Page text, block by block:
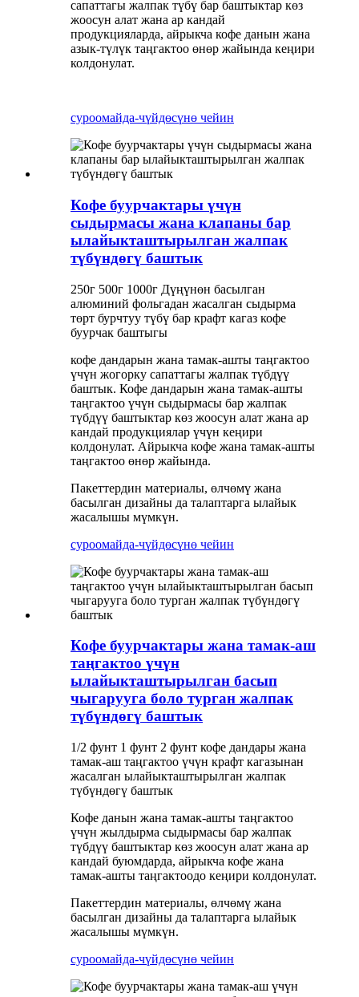
сапаттагы жалпак түбү бар баштыктар көз
жоосун алат жана ар кандай
продукцияларда, айрыкча кофе данын жана
азык-түлүк таңгактоо өнөр жайында кеңири
колдонулат.
суроомайда-чүйдөсүнө чейин
Кофе буурчактары үчүн
сыдырмасы жана клапаны бар
ылайыкташтырылган жалпак
түбүндөгү баштык
250г 500г 1000г Дүңүнөн басылган
алюминий фольгадан жасалган сыдырма
төрт бурчтуу түбү бар крафт кагаз кофе
буурчак баштыгы
кофе дандарын жана тамак-ашты таңгактоо
үчүн жогорку сапаттагы жалпак түбдүү
баштык. Кофе дандарын жана тамак-ашты
таңгактоо үчүн сыдырмасы бар жалпак
түбдүү баштыктар көз жоосун алат жана ар
кандай продукциялар үчүн кеңири
колдонулат. Айрыкча кофе жана тамак-ашты
таңгактоо өнөр жайында.
Пакеттердин материалы, өлчөмү жана
басылган дизайны да талаптарга ылайык
жасалышы мүмкүн.
суроомайда-чүйдөсүнө чейин
Кофе буурчактары жана тамак-аш
таңгактоо үчүн
ылайыкташтырылган басып
чыгарууга боло турган жалпак
түбүндөгү баштык
1/2 фунт 1 фунт 2 фунт кофе дандары жана
тамак-аш таңгактоо үчүн крафт кагазынан
жасалган ылайыкташтырылган жалпак
түбүндөгү баштык
Кофе данын жана тамак-ашты таңгактоо
үчүн жылдырма сыдырмасы бар жалпак
түбдүү баштыктар көз жоосун алат жана ар
кандай буюмдарда, айрыкча кофе жана
тамак-ашты таңгактоодо кеңири колдонулат.
Пакеттердин материалы, өлчөмү жана
басылган дизайны да талаптарга ылайык
жасалышы мүмкүн.
суроомайда-чүйдөсүнө чейин